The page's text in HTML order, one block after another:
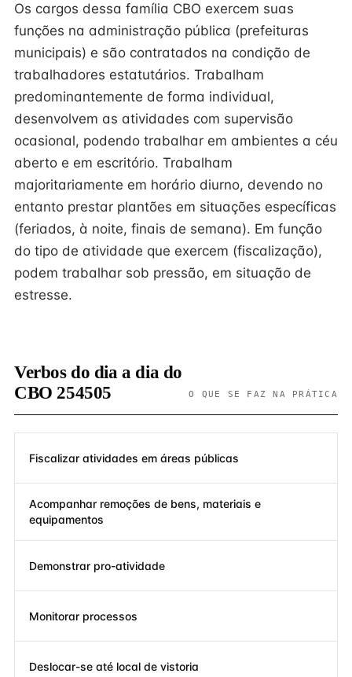
Os cargos dessa família CBO exercem suas
funções na administração pública (prefeituras
municipais) e são contratados na condição de
trabalhadores estatutários. Trabalham
predominantemente de forma individual,
desenvolvem as atividades com supervisão
ocasional, podendo trabalhar em ambientes a céu
aberto e em escritório. Trabalham
majoritariamente em horário diurno, devendo no
entanto prestar plantões em situações específicas
(feriados, à noite, finais de semana). Em função
do tipo de atividade que exercem (fiscalização),
podem trabalhar sob pressão, em situação de
estresse.
Verbos do dia a dia do
CBO 254505
O QUE SE FAZ NA PRÁTICA
Fiscalizar atividades em áreas públicas
Acompanhar remoções de bens, materiais e
equipamentos
Demonstrar pro-atividade
Monitorar processos
Deslocar-se até local de vistoria